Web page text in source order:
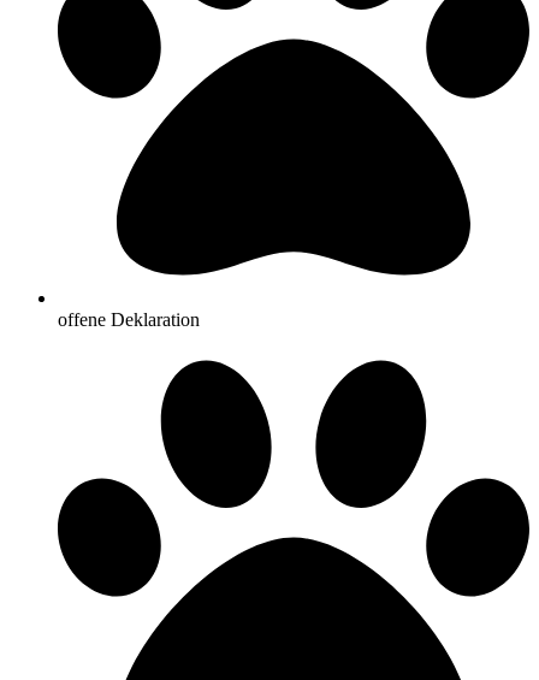
offene Deklaration